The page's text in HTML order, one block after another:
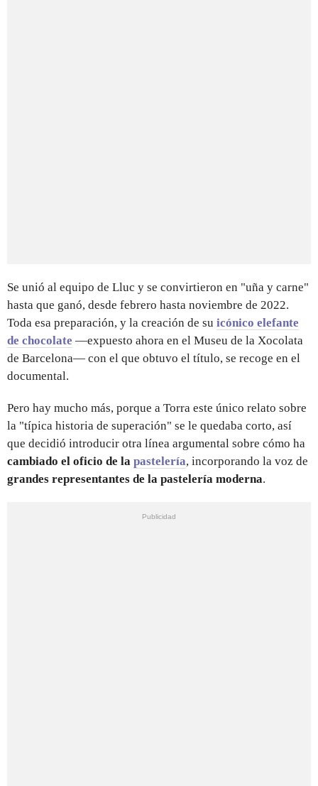
Se unió al equipo de Lluc y se convirtieron en "uña y carne"
hasta que ganó, desde febrero hasta noviembre de 2022.
Toda esa preparación, y la creación de su icónico elefante
de chocolate —expuesto ahora en el Museu de la Xocolata
de Barcelona— con el que obtuvo el título, se recoge en el
documental.
Pero hay mucho más, porque a Torra este único relato sobre
la "típica historia de superación" se le quedaba corto, así
que decidió introducir otra línea argumental sobre cómo ha
cambiado el oficio de la pastelería, incorporando la voz de
grandes representantes de la pastelería moderna.